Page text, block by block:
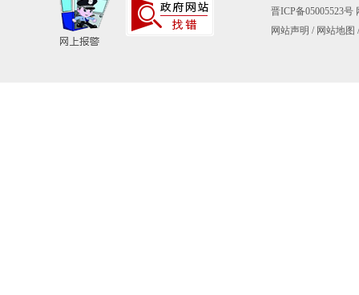
晋ICP备05005523号
网站声明 / 网站地图 /